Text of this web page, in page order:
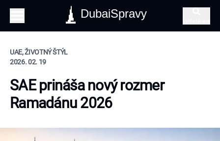
DubaiSpravy
UAE, ŽIVOTNÝ ŠTÝL
2026. 02. 19
SAE prináša nový rozmer
Ramadánu 2026